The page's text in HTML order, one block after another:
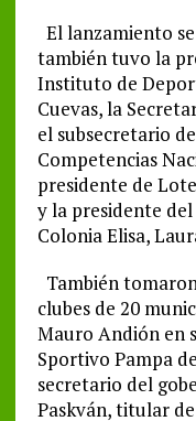
El lanzamiento
también tuvo la
Instituto de
Cuevas, la
el subsecretario
Competencias
presidente de
y la presidente
Colonia Elisa,
También
clubes de 20
Mauro Andión en
Sportivo Pampa
secretario del
Paskván, titular